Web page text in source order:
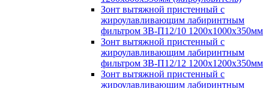
Зонт вытяжной пристенный с
жироулавливающим лабиринтным
фильтром ЗВ-П12/10 1200х1000х350мм
Зонт вытяжной пристенный с
жироулавливающим лабиринтным
фильтром ЗВ-П12/12 1200х1200х350мм
Зонт вытяжной пристенный с
жироулавливающим лабиринтным